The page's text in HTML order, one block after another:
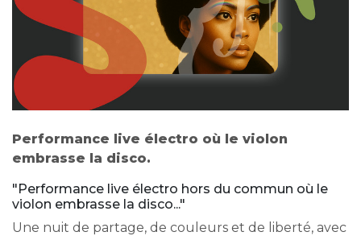
Performance live électro où le violon
embrasse la disco.
"Performance live électro hors du commun où le
violon embrasse la disco..."
Une nuit de partage, de couleurs et de liberté, avec